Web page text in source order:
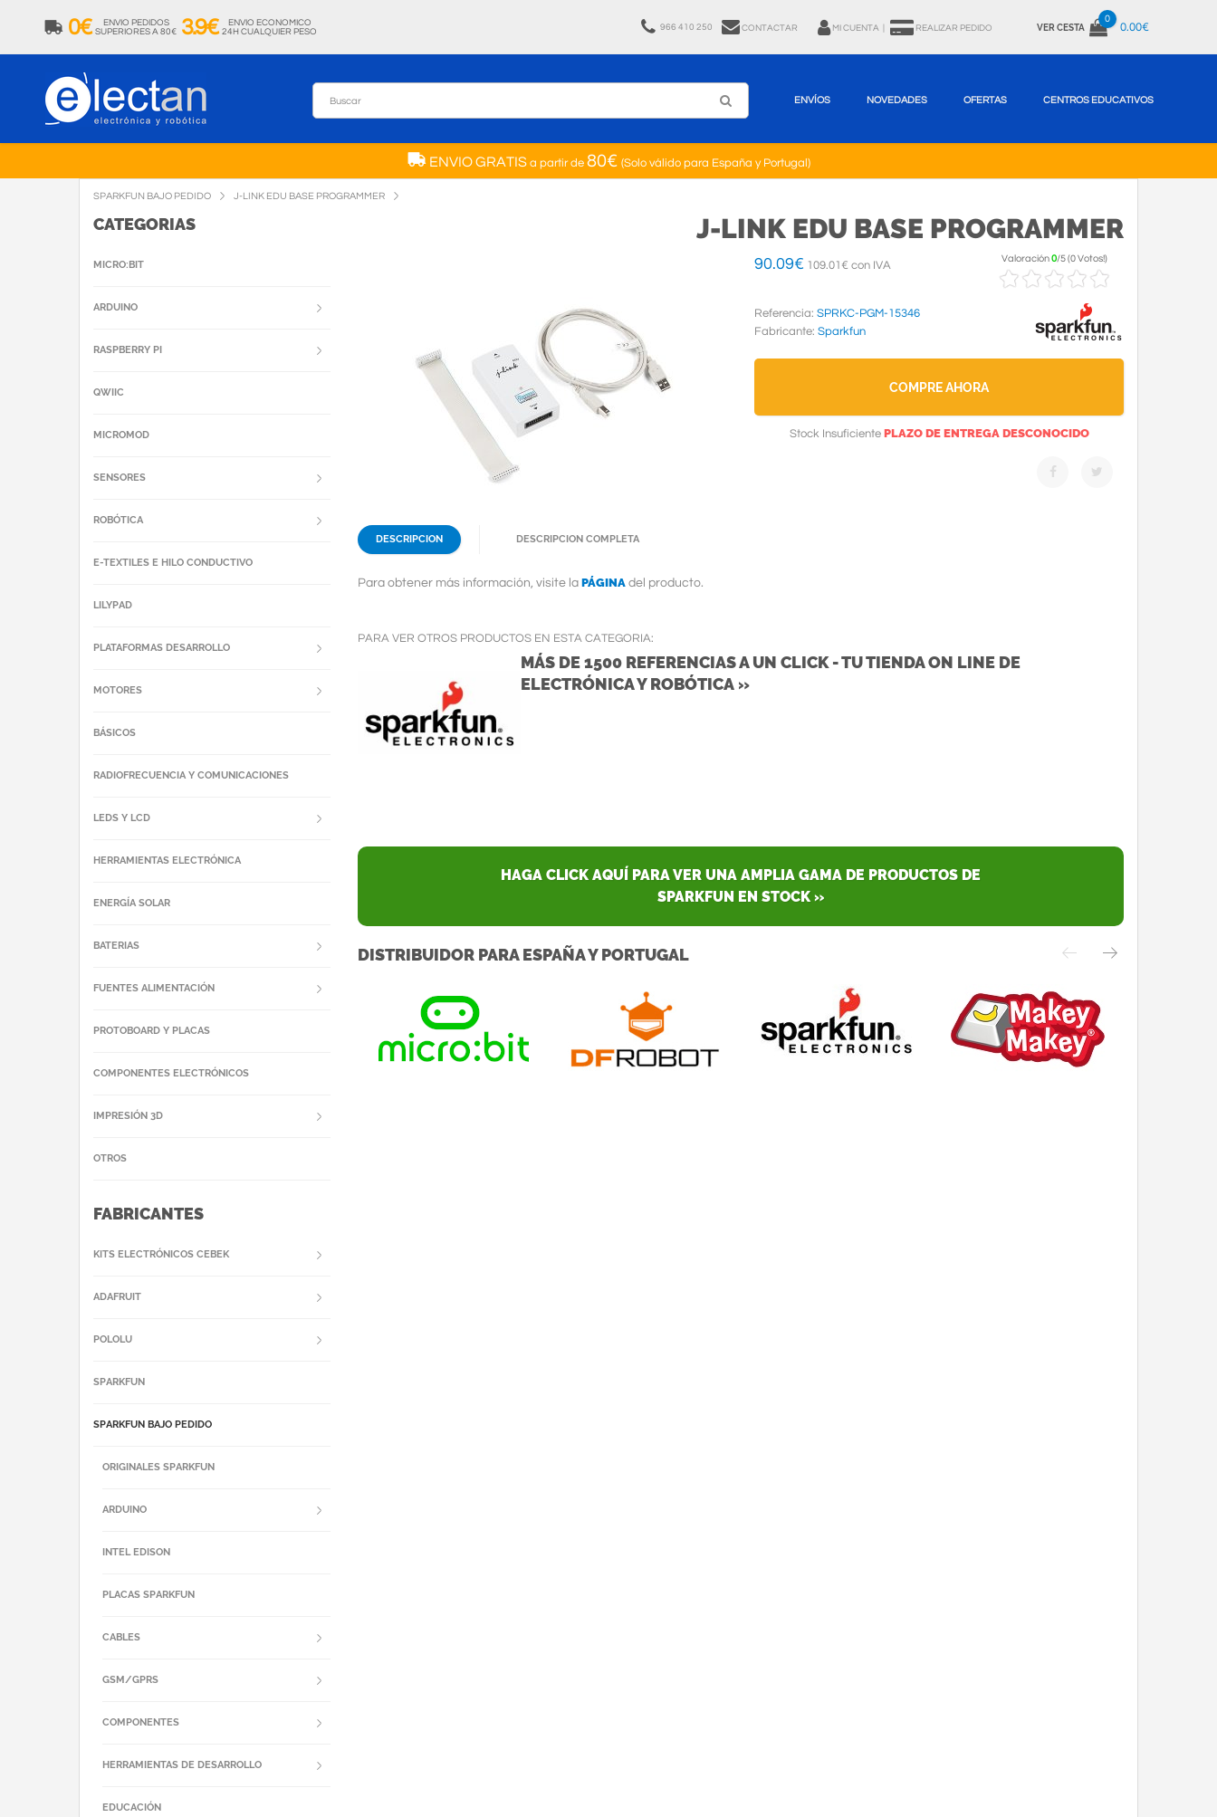
0€
ENVIO PEDIDOS
SUPERIORES A 80€ 3.9€
ENVIO ECONOMICO
24H CUALQUIER PESO
966 410 250 CONTACTAR MI CUENTA REALIZAR PEDIDO VER CESTA
0
0.00€
ENVÍOS NOVEDADES OFERTAS CENTROS EDUCATIVOS
ENVIO GRATISa partir de 80€ (Solo válido para España y Portugal)
SPARKFUN BAJO PEDIDO J-LINK EDU BASE PROGRAMMER
J-LINK EDU BASE PROGRAMMER
90.09€ 109.01€ con IVA
Valoración0/5(0 Votos!)
Referencia: SPRKC-PGM-15346
Fabricante: Sparkfun
COMPRE AHORA
Stock Insuficiente PLAZO DE ENTREGA DESCONOCIDO
DESCRIPCION DESCRIPCION COMPLETA
Para obtener más información, visite la PÁGINA del producto.
PARA VER OTROS PRODUCTOS EN ESTA CATEGORIA:
MÁS DE 1500 REFERENCIAS A UN CLICK - TU TIENDA ON LINE DE
ELECTRÓNICA Y ROBÓTICA »
HAGA CLICK AQUÍ PARA VER UNA AMPLIA GAMA DE PRODUCTOS DE
SPARKFUN EN STOCK »
DISTRIBUIDOR PARA ESPAÑA Y PORTUGAL
CATEGORIAS
MICRO:BIT
ARDUINO
RASPBERRY PI
QWIIC
MICROMOD
SENSORES
ROBÓTICA
E-TEXTILES E HILO CONDUCTIVO
LILYPAD
PLATAFORMAS DESARROLLO
MOTORES
BÁSICOS
RADIOFRECUENCIA Y COMUNICACIONES
LEDS Y LCD
HERRAMIENTAS ELECTRÓNICA
ENERGÍA SOLAR
BATERIAS
FUENTES ALIMENTACIÓN
PROTOBOARD Y PLACAS
COMPONENTES ELECTRÓNICOS
IMPRESIÓN 3D
OTROS
FABRICANTES
KITS ELECTRÓNICOS CEBEK
ADAFRUIT
POLOLU
SPARKFUN
SPARKFUN BAJO PEDIDO
ORIGINALES SPARKFUN
ARDUINO
INTEL EDISON
PLACAS SPARKFUN
CABLES
GSM/GPRS
COMPONENTES
HERRAMIENTAS DE DESARROLLO
EDUCACIÓN